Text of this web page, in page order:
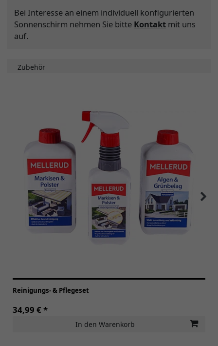
Bei Interesse an einem individuell konfigurierten
Sonnenschirm nehmen Sie bitte Kontakt mit uns
auf.
Zubehör
Reinigungs- & Pflegeset
34,99 € *
In den Warenkorb